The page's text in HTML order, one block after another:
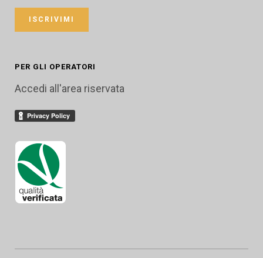
PER GLI OPERATORI
Accedi all'area riservata